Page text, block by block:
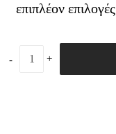
επιπλέον επιλογές